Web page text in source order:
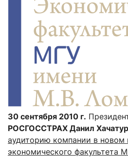
30 сентября 2010 г.
РОСГОССТРАХ Данил
аудиторию компании в новом
экономического факультета